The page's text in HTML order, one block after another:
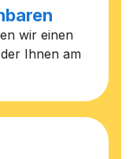
wir einen
Ihnen am